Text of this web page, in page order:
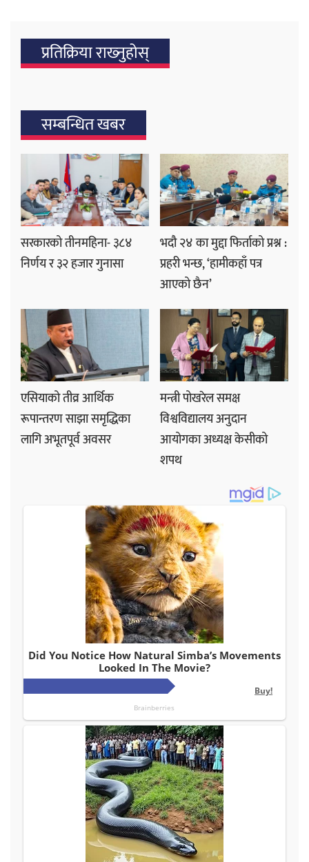
प्रतिक्रिया राख्‍नुहोस्
सम्बन्धित खबर
सरकारको तीनमहिना- ३८४
निर्णय र ३२ हजार गुनासा
भदौ २४ का मुद्दा फिर्ताको प्रश्न :
प्रहरी भन्छ, ‘हामीकहाँ पत्र
आएको छैन’
एसियाको तीव्र आर्थिक
रूपान्तरण साझा समृद्धिका
लागि अभूतपूर्व अवसर
मन्त्री पोखरेल समक्ष
विश्वविद्यालय अनुदान
आयोगका अध्यक्ष केसीको
शपथ